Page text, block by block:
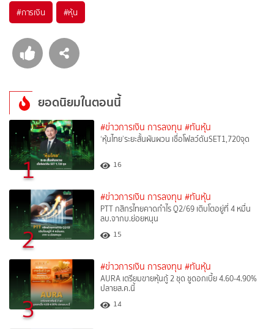
#การเงิน #หุ้น
ยอดนิยมในตอนนี้
1
#ข่าวการเงิน การลงทุน #ทันหุ้น
‘หุ้นไทย’ระยะสั้นผันผวน เชื่อโฟลว์ดันSET1,720จุด
16
2
#ข่าวการเงิน การลงทุน #ทันหุ้น
PTT กสิกรไทยคาดกำไร Q2/69 เติบโตอยู่ที่ 4 หมื่น
ลบ.จากบ.ย่อยหนุน
15
3
#ข่าวการเงิน การลงทุน #ทันหุ้น
AURA เตรียมขายหุ้นกู้ 2 ชุด ชูดอกเบี้ย 4.60-4.90%
ปลายส.ค.นี้
14